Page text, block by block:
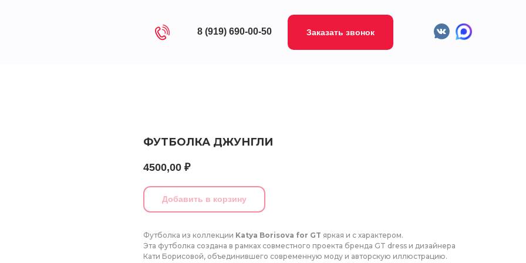
Заказать звонок
8 (919) 690-00-50
ФУТБОЛКА ДЖУНГЛИ
4500,00 ₽
Добавить в корзину
Футболка из коллекции Katya Borisova for GT яркая и с характером.
Эта футболка создана в рамках совместного проекта бренда GT dress и дизайнера
Кати Борисовой, объединившего современную моду и авторскую иллюстрацию.